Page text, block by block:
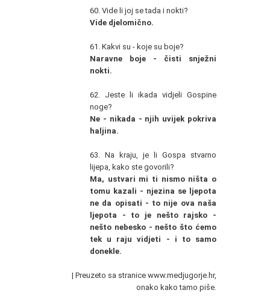
60. Vide li joj se tada i nokti?
Vide djelomično.
61. Kakvi su - koje su boje?
Naravne boje - čisti snježni
nokti.
62. Jeste li ikada vidjeli Gospine
noge?
Ne - nikada - njih uvijek pokriva
haljina.
63. Na kraju, je li Gospa stvarno
lijepa, kako ste govorili?
Ma, ustvari mi ti nismo ništa o
tomu kazali - njezina se ljepota
ne da opisati - to nije ova naša
ljepota - to je nešto rajsko -
nešto nebesko - nešto što ćemo
tek u raju vidjeti - i to samo
donekle.
| Preuzeto sa stranice www.medjugorje.hr,
onako kako tamo piše.